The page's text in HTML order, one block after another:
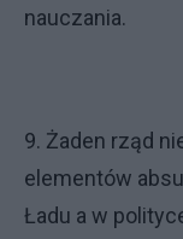
nauczania.
9. Żaden rząd
elementów
Ładu a w